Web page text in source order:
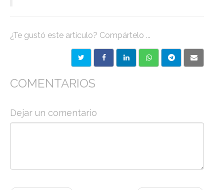
¿Te gustó este artículo? Compártelo ...
COMENTARIOS
Dejar un comentario